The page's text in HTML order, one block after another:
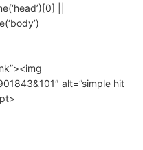
||
alt=”simple hit